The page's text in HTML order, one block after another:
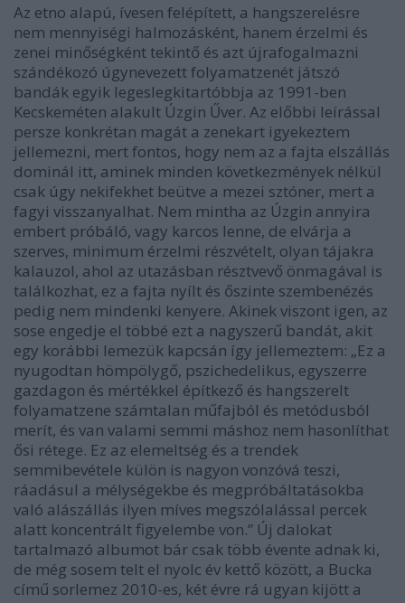
Az etno alapú, ívesen felépített, a hangszerelésre
nem mennyiségi halmozásként, hanem érzelmi és
zenei minőségként tekintő és azt újrafogalmazni
szándékozó úgynevezett folyamatzenét játszó
bandák egyik legeslegkitartóbbja az 1991-ben
Kecskeméten alakult Úzgin Űver. Az előbbi leírással
persze konkrétan magát a zenekart igyekeztem
jellemezni, mert fontos, hogy nem az a fajta elszállás
dominál itt, aminek minden következmények nélkül
csak úgy nekifekhet beütve a mezei sztóner, mert a
fagyi visszanyalhat. Nem mintha az Úzgin annyira
embert próbáló, vagy karcos lenne, de elvárja a
szerves, minimum érzelmi részvételt, olyan tájakra
kalauzol, ahol az utazásban résztvevő önmagával is
találkozhat, ez a fajta nyílt és őszinte szembenézés
pedig nem mindenki kenyere. Akinek viszont igen, az
sose engedje el többé ezt a nagyszerű bandát, akit
egy korábbi lemezük kapcsán így jellemeztem: „Ez a
nyugodtan hömpölygő, pszichedelikus, egyszerre
gazdagon és mértékkel építkező és hangszerelt
folyamatzene számtalan műfajból és metódusból
merít, és van valami semmi máshoz nem hasonlíthat
ősi rétege. Ez az elemeltség és a trendek
semmibevétele külön is nagyon vonzóvá teszi,
ráadásul a mélységekbe és megpróbáltatásokba
való alászállás ilyen míves megszólalással percek
alatt koncentrált figyelembe von.” Új dalokat
tartalmazó albumot bár csak több évente adnak ki,
de még sosem telt el nyolc év kettő között, a Bucka
című sorlemez 2010-es, két évre rá ugyan kijött a